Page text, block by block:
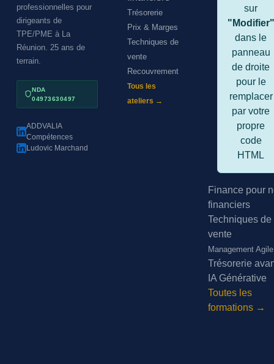
professionnelles pour
dirigeants de
TPE/PME à La
Réunion. 25 ans de
terrain.
NDA
04973630497
ADDVALIA
Compétences
Ludovic Marchand
Trésorerie
Prix & Marges
Techniques de
vente
Recouvrement
Tous les
ateliers →
sur
"Modifier"
dans le
panneau
de droite
pour le
remplacer
par votre
propre
code
HTML
Finance pour
financiers
Techniques de
vente
Management Agile
Trésorerie
IA Générative
Toutes les
formations →